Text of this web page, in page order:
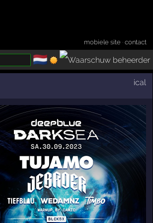
mobiele site ·contact
🇳🇱
ical